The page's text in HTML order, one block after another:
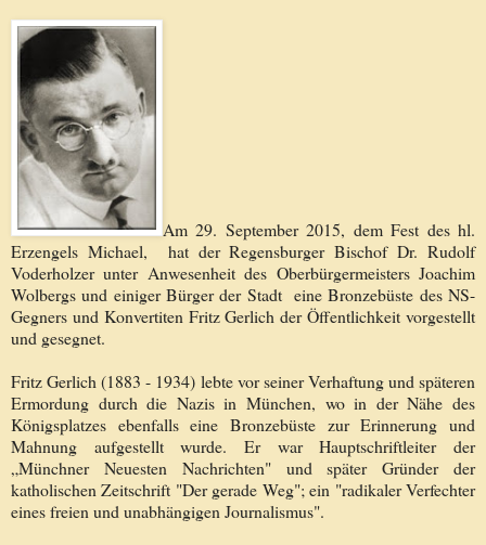
Am 29. September 2015, dem Fest des hl.
Erzengels Michael, hat der Regensburger Bischof Dr. Rudolf
Voderholzer unter Anwesenheit des Oberbürgermeisters Joachim
Wolbergs und einiger Bürger der Stadt eine Bronzebüste des NS-
Gegners und Konvertiten Fritz Gerlich der Öffentlichkeit vorgestellt
und gesegnet.
Fritz Gerlich(1883 - 1934) lebte vor seiner Verhaftung und späteren
Ermordung durch die Nazis in München, wo in der Nähe des
Königsplatzes ebenfalls eine Bronzebüste zur Erinnerung und
Mahnung aufgestellt wurde. Er war Hauptschriftleiter der
„Münchner Neuesten Nachrichten" und später Gründer der
katholischen Zeitschrift "Der gerade Weg"; ein "radikaler Verfechter
eines freien und unabhängigen Journalismus".